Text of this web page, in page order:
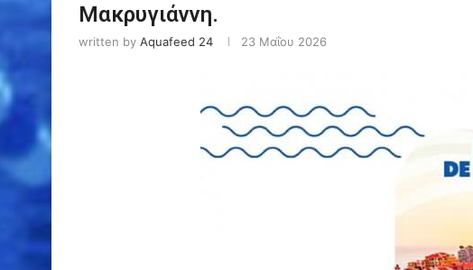
Μακρυγιάννη.
written by Aquafeed 24 23 Μαΐου 2026